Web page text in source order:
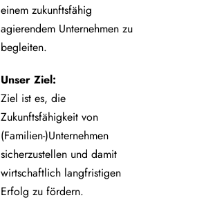
einem zukunftsfähig
agierendem Unternehmen zu
begleiten.
Unser Ziel:
Ziel ist es, die
Zukunftsfähigkeit von
(Familien-)Unternehmen
sicherzustellen und damit
wirtschaftlich langfristigen
Erfolg zu fördern.